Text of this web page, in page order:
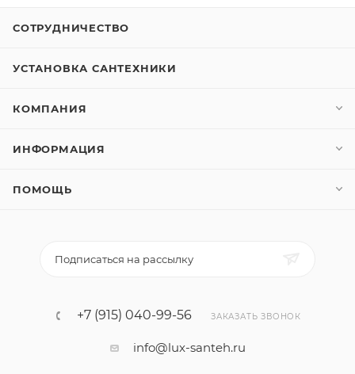
СОТРУДНИЧЕСТВО
УСТАНОВКА САНТЕХНИКИ
КОМПАНИЯ
ИНФОРМАЦИЯ
ПОМОЩЬ
Подписаться на рассылку
+7 (915) 040-99-56 ЗАКАЗАТЬ ЗВОНОК
info@lux-santeh.ru